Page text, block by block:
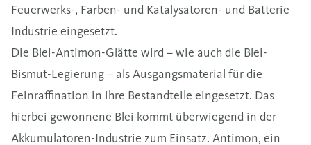
Feuerwerks-, Farben- und Katalysatoren- und Batterie
Industrie eingesetzt.
Die Blei-Antimon-Glätte wird – wie auch die Blei-
Bismut-Legierung – als Ausgangsmaterial für die
Feinraffination in ihre Bestandteile eingesetzt. Das
hierbei gewonnene Blei kommt überwiegend in der
Akkumulatoren-Industrie zum Einsatz. Antimon, ein